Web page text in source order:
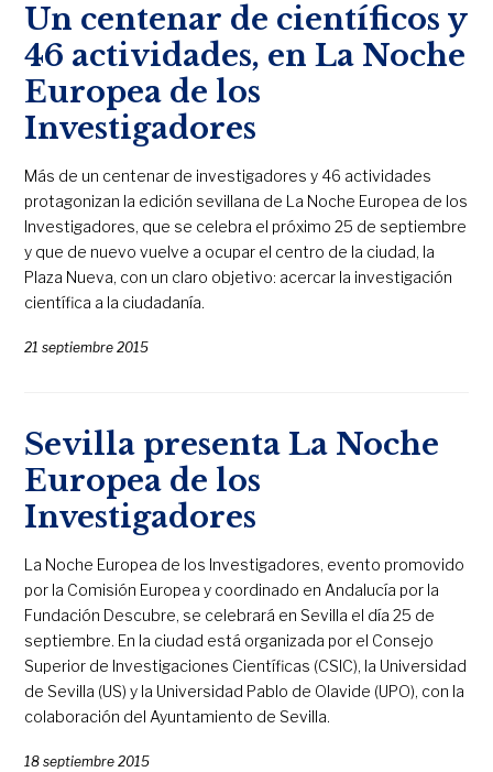
Un centenar de científicos y
46 actividades, en La Noche
Europea de los
Investigadores
Más de un centenar de investigadores y 46 actividades
protagonizan la edición sevillana de La Noche Europea de los
Investigadores, que se celebra el próximo 25 de septiembre
y que de nuevo vuelve a ocupar el centro de la ciudad, la
Plaza Nueva, con un claro objetivo: acercar la investigación
científica a la ciudadanía.
21 septiembre 2015
Sevilla presenta La Noche
Europea de los
Investigadores
La Noche Europea de los Investigadores, evento promovido
por la Comisión Europea y coordinado en Andalucía por la
Fundación Descubre, se celebrará en Sevilla el día 25 de
septiembre. En la ciudad está organizada por el Consejo
Superior de Investigaciones Científicas (CSIC), la Universidad
de Sevilla (US) y la Universidad Pablo de Olavide (UPO), con la
colaboración del Ayuntamiento de Sevilla.
18 septiembre 2015